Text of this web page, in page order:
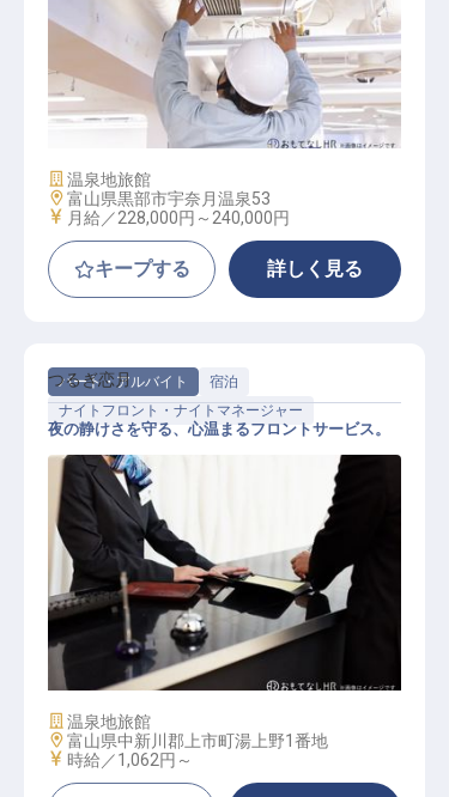
設備スタッフ
施設業態
温泉地旅館
勤務地
富山県黒部市宇奈月温泉53
給与
月給／228,000円～ 240,000円
キープする 詳しく見る
パート・アルバイト
宿泊
ナイトフロント・ナイトマネージャー
ナイトフロントサービス
つるぎ恋月
夜の静けさを守る、心温まるフロントサービス。
施設業態
温泉地旅館
勤務地
富山県中新川郡上市町湯上野1番地
給与
時給／1,062円～